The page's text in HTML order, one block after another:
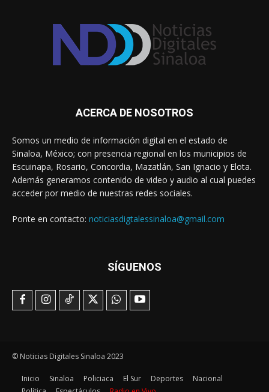
ACERCA DE NOSOTROS
Somos un medio de información digital en el estado de
Sinaloa, México; con presencia regional en los municipios de
Escuinapa, Rosario, Concordia, Mazatlán, San Ignacio y Elota.
Además generamos contenido de video y audio al cual puedes
acceder por medio de nuestras redes sociales.
Ponte en contacto: noticiasdigtalessinaloa@gmail.com
SÍGUENOS
© Noticias Digitales Sinaloa 2023
Inicio Sinaloa Policiaca El Sur Deportes
Nacional